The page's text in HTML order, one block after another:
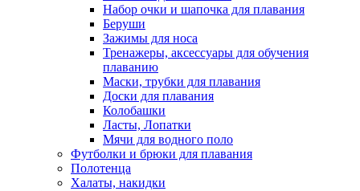
Набор очки и шапочка для плавания
Беруши
Зажимы для носа
Тренажеры, аксессуары для обучения
плаванию
Маски, трубки для плавания
Доски для плавания
Колобашки
Ласты, Лопатки
Мячи для водного поло
Футболки и брюки для плавания
Полотенца
Халаты, накидки